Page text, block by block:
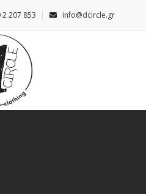
2 207 853 info@dcircle.gr